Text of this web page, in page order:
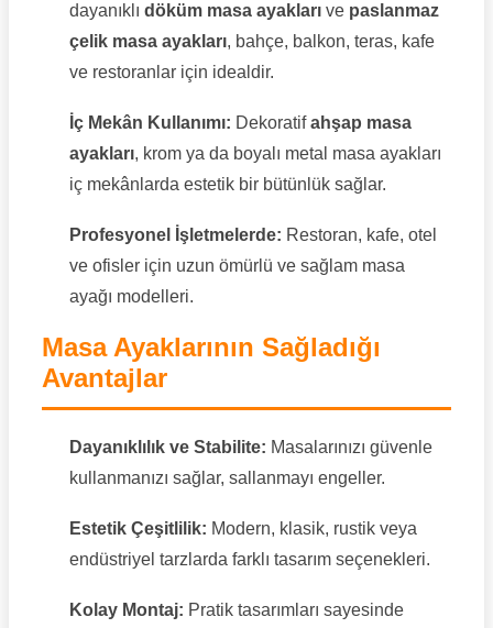
dayanıklı döküm masa ayakları ve paslanmaz
çelik masa ayakları, bahçe, balkon, teras, kafe
ve restoranlar için idealdir.
İç Mekân Kullanımı: Dekoratifahşap masa
ayakları, krom ya da boyalı metal masa ayakları
iç mekânlarda estetik bir bütünlük sağlar.
Profesyonel İşletmelerde: Restoran, kafe, otel
ve ofisler için uzun ömürlü ve sağlam masa
ayağı modelleri.
Masa Ayaklarının Sağladığı
Avantajlar
Dayanıklılık ve Stabilite: Masalarınızı güvenle
kullanmanızı sağlar, sallanmayı engeller.
Estetik Çeşitlilik: Modern, klasik, rustik veya
endüstriyel tarzlarda farklı tasarım seçenekleri.
Kolay Montaj: Pratik tasarımları sayesinde